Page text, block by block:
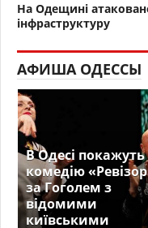
На Одещині
інфраструктуру
АФИША ОДЕССЫ
В Одесі покажуть
комедію
за Гоголем з
відомими
київськими